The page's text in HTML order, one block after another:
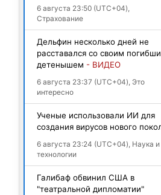
6 августа 23:50 (UTC+04),
Страхование
Дельфин несколько дней не
расставался со своим
детенышем - ВИДЕО
6 августа 23:37 (UTC+04), Это
интересно
Ученые использовали ИИ для
создания вирусов нового
6 августа 23:24 (UTC+04), Наука и
технологии
Галибаф обвинил США в
"театральной дипломатии"